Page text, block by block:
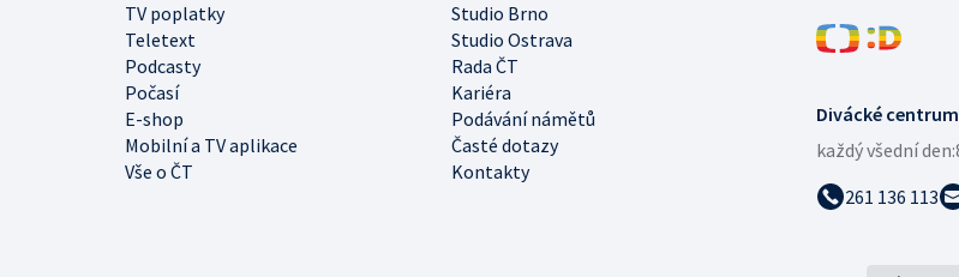
Divácké centrum
každý všední den:
261 136 113
TV poplatky
Studio Brno
Teletext
Studio Ostrava
Podcasty
Rada ČT
Počasí
Kariéra
E-shop
Podávání námětů
Mobilní a TV aplikace
Časté dotazy
Vše o ČT
Kontakty